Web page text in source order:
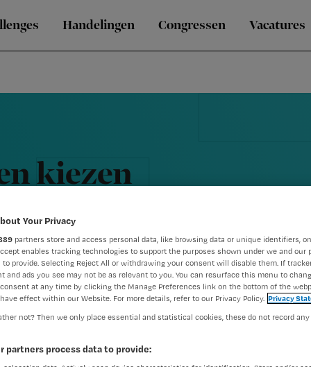
Handelingen Congressen Vacatures
kiezen
Your Privacy
partners store and access personal data, like browsing data or unique identifiers,
enables tracking technologies to support the purposes shown under we and our
to provide. Selecting Reject All or withdrawing your consent will disable them. If
and ads you see may not be as relevant to you. You can resurface this menu to
at any time by clicking the Manage Preferences link on the bottom of the
effect within our Website. For more details, refer to our Privacy Policy. Privacy
not? Then we only place essential and statistical cookies, these do not record
partners process data to provide: